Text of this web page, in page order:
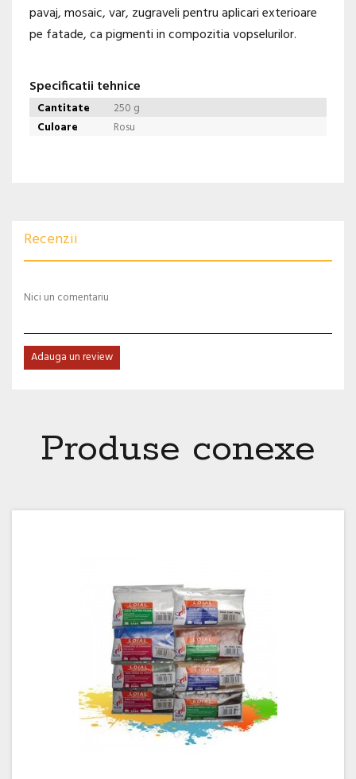
pavaj, mosaic, var, zugraveli pentru aplicari exterioare
pe fatade, ca pigmenti in compozitia vopselurilor.
Specificatii tehnice
Cantitate
250 g
Culoare
Rosu
Recenzii
Nici un comentariu
Adauga un review
Produse conexe